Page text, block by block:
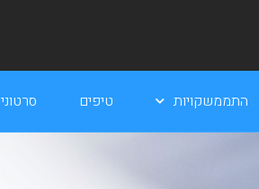
התממשקויות טיפים